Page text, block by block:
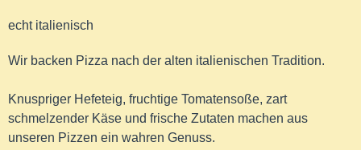
echt italienisch
Wir backen Pizza nach der alten italienischen Tradition.
Knuspriger Hefeteig, fruchtige Tomatensoße, zart
schmelzender Käse und frische Zutaten machen aus
unseren Pizzen ein wahren Genuss.